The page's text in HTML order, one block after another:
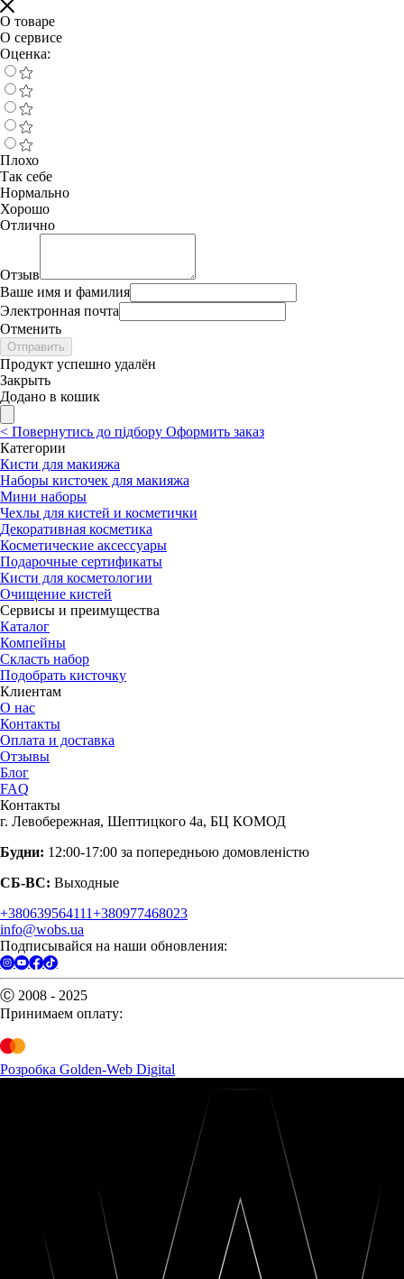
О товаре
О сервисе
Оценка:
Плохо
Так себе
Нормально
Хорошо
Отлично
Отзыв
Ваше имя и фамилия
Электронная почта
Отменить
Отправить
Продукт успешно удалён
Закрыть
Додано в кошик
< Повернутись до підбору Оформить заказ
Категории
Кисти для макияжа
Наборы кисточек для макияжа
Мини наборы
Чехлы для кистей и косметички
Декоративная косметика
Косметические аксессуары
Подарочные сертификаты
Кисти для косметологии
Очищение кистей
Сервисы и преимущества
Каталог
Компейны
Скласть набор
Подобрать кисточку
Клиентам
О нас
Контакты
Оплата и доставка
Отзывы
Блог
FAQ
Контакты
г. Левобережная, Шептицкого 4а, БЦ КОМОД
Будни: 12:00-17:00 за попередньою домовленістю
СБ-ВС: Выходные
+380639564111+380977468023
info@wobs.ua
Подписывайся на наши обновления:
Ⓒ 2008 - 2025
Принимаем оплату:
Розробка Golden-Web Digital